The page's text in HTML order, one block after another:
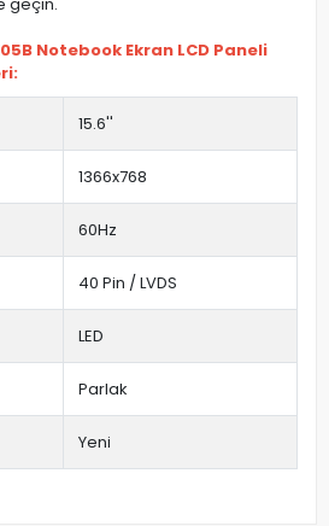
Notebook Ekran LCD Paneli
15.6''
1366x768
60Hz
40 Pin / LVDS
LED
Parlak
Yeni